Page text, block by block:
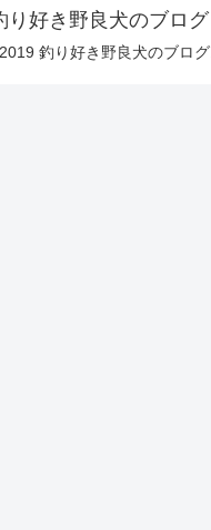
り好き野良犬のブログ
釣り好き野良犬のブログ.